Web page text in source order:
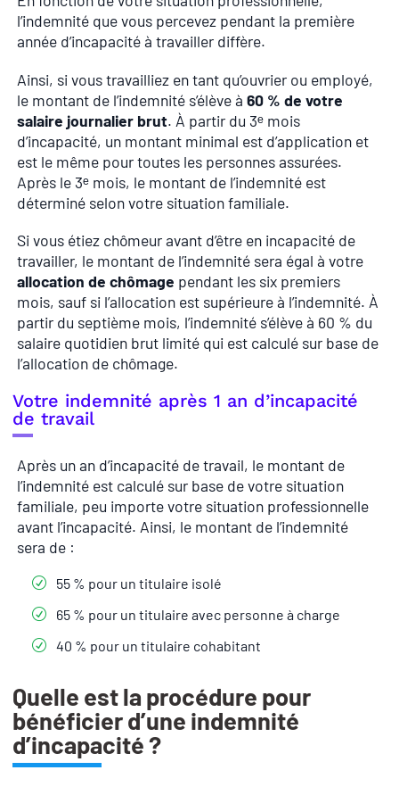
l’indemnité que vous percevez pendant la première
année d’incapacité à travailler diffère.
Ainsi, si vous travailliez en tant qu’ouvrier ou employé,
le montant de l’indemnité s’élève à 60 % de votre
salaire journalier brut. À partir du 3ᵉ mois
d’incapacité, un montant minimal est d’application et
est le même pour toutes les personnes assurées.
Après le 3ᵉ mois, le montant de l’indemnité est
déterminé selon votre situation familiale.
Si vous étiez chômeur avant d’être en incapacité de
travailler, le montant de l’indemnité sera égal à votre
allocation de chômage pendant les six premiers
mois, sauf si l’allocation est supérieure à l’indemnité. À
partir du septième mois, l’indemnité s’élève à 60 % du
salaire quotidien brut limité qui est calculé sur base de
l’allocation de chômage.
Votre indemnité après 1 an d’incapacité
de travail
Après un an d’incapacité de travail, le montant de
l’indemnité est calculé sur base de votre situation
familiale, peu importe votre situation professionnelle
avant l’incapacité. Ainsi, le montant de l’indemnité
sera de :
55 % pour un titulaire isolé
65 % pour un titulaire avec personne à charge
40 % pour un titulaire cohabitant
Quelle est la procédure pour
bénéficier d’une indemnité
d’incapacité ?